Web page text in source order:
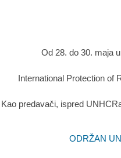
Od 28. do 30. maja
"International Protection of
Kao predavači, ispred